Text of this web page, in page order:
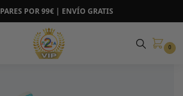
POR 99€ | ENVÍO GRATIS
0